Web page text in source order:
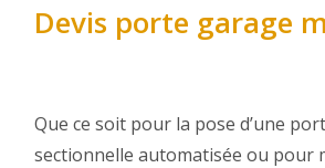
Devis porte garage
Que ce soit pour la pose d’une
sectionnelle automatisée ou pour